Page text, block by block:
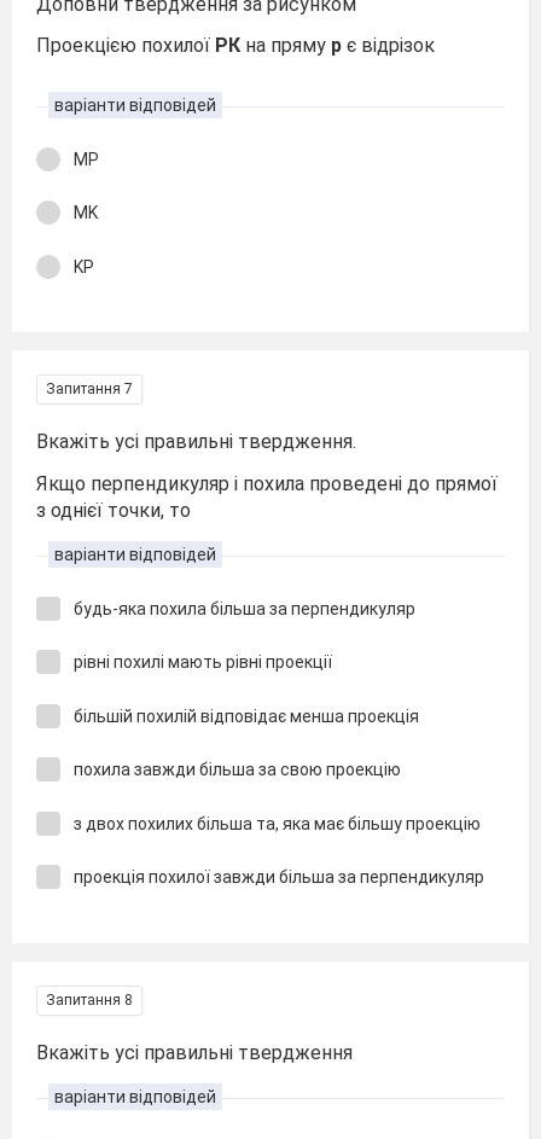
Проекцією похилої РК на пряму р є відрізок
варіанти відповідей
MP
MK
KP
Запитання 7
Вкажіть усі правильні твердження.
Якщо перпендикуляр і похила проведені до прямої
з однієї точки, то
варіанти відповідей
будь-яка похила більша за перпендикуляр
рівні похилі мають рівні проекції
більшій похилій відповідає менша проекція
похила завжди більша за свою проекцію
з двох похилих більша та, яка має більшу проекцію
проекція похилої завжди більша за перпендикуляр
Запитання 8
Вкажіть усі правильні твердження
варіанти відповідей